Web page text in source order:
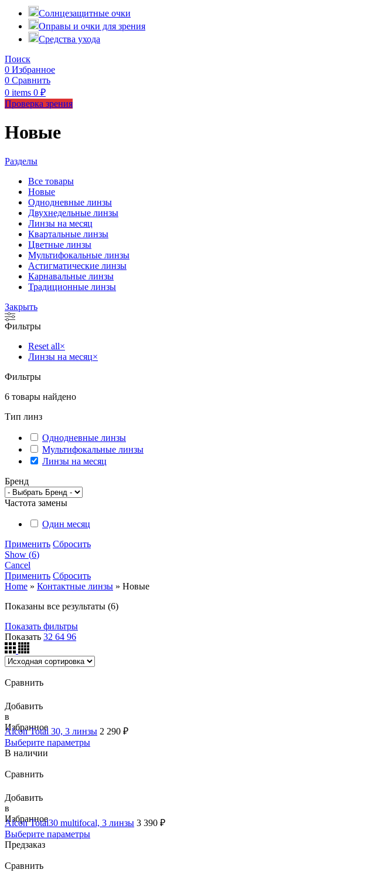
Солнцезащитные очки
Оправы и очки для зрения
Средства ухода
Поиск
0 Избранное
0 Сравнить
0 items 0 ₽
Проверка зрения
Новые
Разделы
Все товары
Новые
Однодневные линзы
Двухнедельные линзы
Линзы на месяц
Квартальные линзы
Цветные линзы
Мультифокальные линзы
Астигматические линзы
Карнавальные линзы
Традиционные линзы
Закрыть
Фильтры
Reset all×
Линзы на месяц×
Фильтры
6 товары найдено
Тип линз
Однодневные линзы
Мультифокальные линзы
Линзы на месяц
Бренд
Частота замены
Один месяц
Применить Сбросить
Show (6)
Cancel
Применить Сбросить
Home » Контактные линзы » Новые
Показаны все результаты (6)
Показать фильтры
Показать 32 64 96
Сравнить
Добавить
в
Избранное
Alcon Total 30, 3 линзы 2 290 ₽
Выберите параметры
В наличии
Сравнить
Добавить
в
Избранное
Alcon Total30 multifocal, 3 линзы 3 390 ₽
Выберите параметры
Предзаказ
Сравнить